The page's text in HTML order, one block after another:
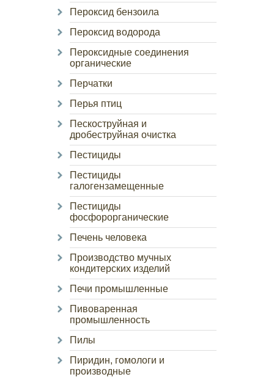
Пероксид бензоила
Пероксид водорода
Пероксидные соединения
органические
Перчатки
Перья птиц
Пескоструйная и
дробеструйная очистка
Пестициды
Пестициды
галогензамещенные
Пестициды
фосфорорганические
Печень человека
Производство мучных
кондитерских изделий
Печи промышленные
Пивоваренная
промышленность
Пилы
Пиридин, гомологи и
производные